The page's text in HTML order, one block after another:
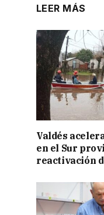
LEER MÁS
Valdés
en el Sur
reactivación